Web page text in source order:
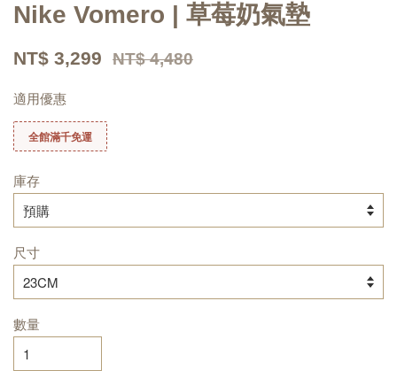
Nike Vomero | 草莓奶氣墊
NT$ 3,299 NT$ 4,480
適用優惠
全館滿千免運
庫存
尺寸
數量